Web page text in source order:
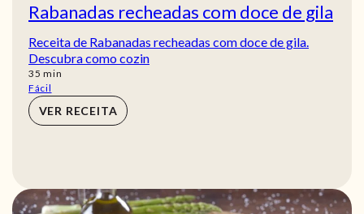
Rabanadas recheadas com doce de gila
Receita de Rabanadas recheadas com doce de gila.
Descubra como cozin
35 min
min
Fácil
VER RECEITA